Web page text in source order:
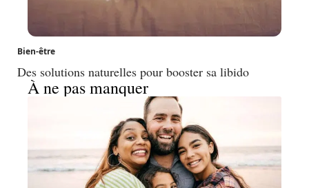
Bien-être
Des solutions naturelles pour booster sa libido
À ne pas manquer